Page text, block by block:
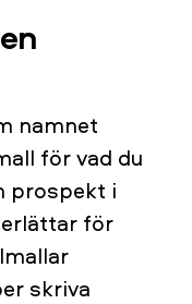
namnet
för vad du
prospekt i
för
skriva